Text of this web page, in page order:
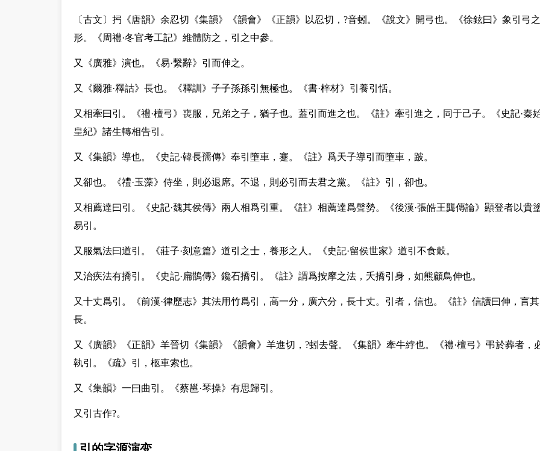
〔古文〕㧈《唐韻》余忍切《集韻》《韻會》《正韻》以忍切，?音蚓。《說文》開弓也。《徐鉉曰》象引弓之
形。《周禮·冬官考工記》維體防之，引之中參。
又 《廣雅》演也。《易·繫辭》引而伸之。
又 《爾雅·釋詁》長也。《釋訓》子子孫孫引無極也。《書·梓材》引養引恬。
又 相牽曰引。《禮·檀弓》喪服，兄弟之子，猶子也。蓋引而進之也。《註》牽引進之，同于己子。《史記·秦
皇紀》諸生轉相告引。
又 《集韻》導也。《史記·韓長孺傳》奉引墮車，蹇。《註》爲天子導引而墮車，跛。
又 卻也。《禮·玉藻》侍坐，則必退席。不退，則必引而去君之黨。《註》引，卻也。
又 相薦達曰引。《史記·魏其侯傳》兩人相爲引重。《註》相薦達爲聲勢。《後漢·張皓王龔傳論》顯登者以貴
易引。
又 服氣法曰道引。《莊子·刻意篇》道引之士，養形之人。《史記·留侯世家》道引不食穀。
又 治疾法有撟引。《史記·扁鵲傳》鑱石撟引。《註》謂爲按摩之法，夭撟引身，如熊顧鳥伸也。
又 十丈爲引。《前漢·律歷志》其法用竹爲引，高一分，廣六分，長十丈。引者，信也。《註》信讀曰伸，言其
長。
又
《廣韻》《正韻》羊晉切《集韻》《韻會》羊進切，?蚓去聲。《集韻》牽牛綍也。《禮·檀弓》弔於葬者，
執引。《疏》引，柩車索也。
又 《集韻》一曰曲引。《蔡邕·琴操》有思歸引。
又 引古作?。